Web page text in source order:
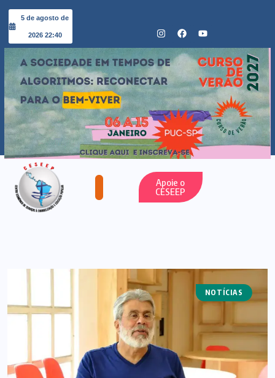
5 de agosto de
2026 22:40
Apoie o
CESEEP
ARTIGOS
NOTÍCIAS